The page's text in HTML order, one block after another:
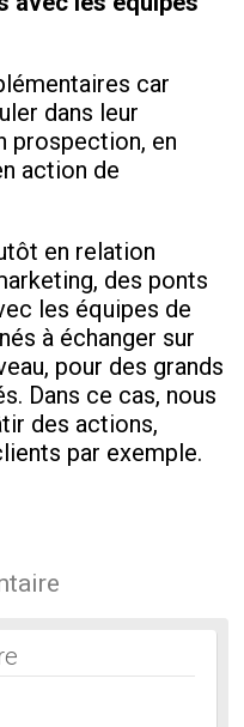
car
dans leur
prospection, en
action de
en relation
des ponts
les équipes de
à échanger sur
pour des grands
Dans ce cas, nous
des actions,
par exemple.